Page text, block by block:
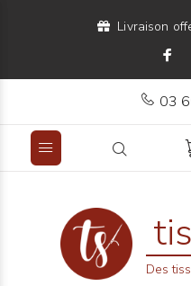
Livraison
03
Des